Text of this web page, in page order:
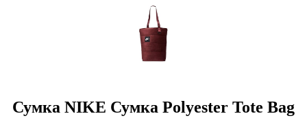
Сумка NIKE Сумка Polyester Tote Bag